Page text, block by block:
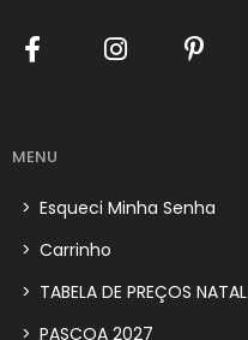
MENU
> Esqueci Minha Senha
> Carrinho
> TABELA DE PREÇOS NATAL
> PASCOA 2027